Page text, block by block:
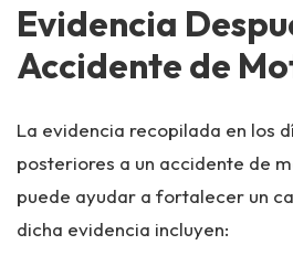
Evidencia
Accidente de
La evidencia recopilada en los
posteriores a un accidente de
puede ayudar a fortalecer un
dicha evidencia incluyen: